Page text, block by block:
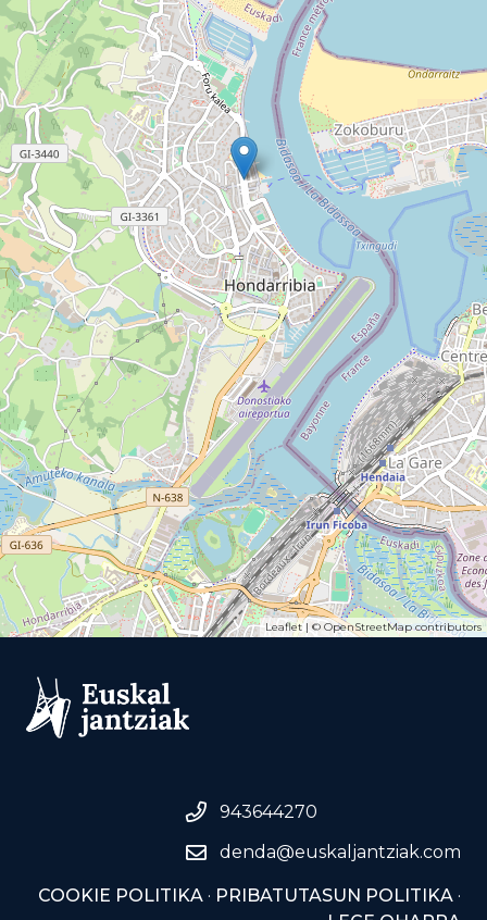
Leaflet| © OpenStreetMapcontributors
943644270
denda@euskaljantziak.com
COOKIE POLITIKA · PRIBATUTASUN POLITIKA ·